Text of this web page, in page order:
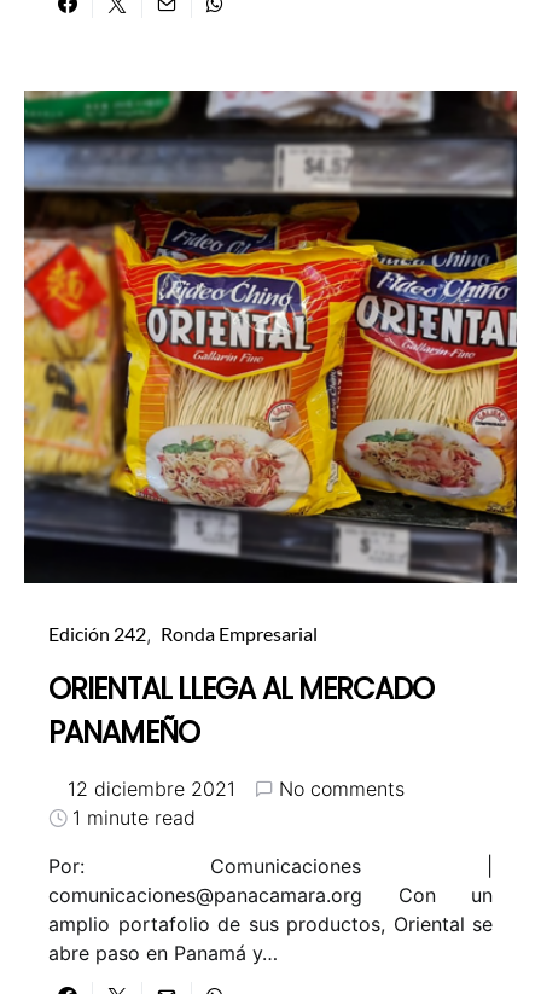
Edición 242 Ronda Empresarial
ORIENTAL LLEGA AL MERCADO
PANAMEÑO
12 diciembre 2021
No comments
1 minute read
Por: Comunicaciones |
comunicaciones@panacamara.org Con un
amplio portafolio de sus productos, Oriental se
abre paso en Panamá y…